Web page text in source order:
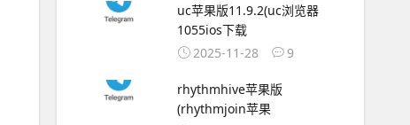
uc苹果版11.9.2(uc浏览器
1055ios下载
2025-11-28
9
rhythmhive苹果版
(rhythmjoin苹果